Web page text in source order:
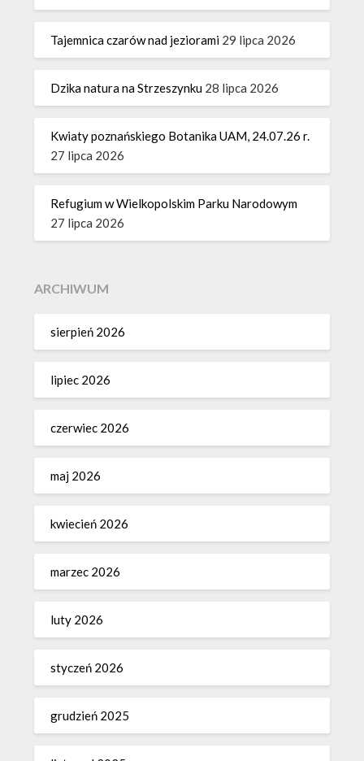
Tajemnica czarów nad jeziorami 29 lipca 2026
Dzika natura na Strzeszynku 28 lipca 2026
Kwiaty poznańskiego Botanika UAM, 24.07.26 r.
27 lipca 2026
Refugium w Wielkopolskim Parku Narodowym
27 lipca 2026
ARCHIWUM
sierpień 2026
lipiec 2026
czerwiec 2026
maj 2026
kwiecień 2026
marzec 2026
luty 2026
styczeń 2026
grudzień 2025